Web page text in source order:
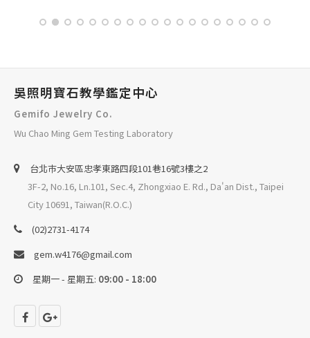
吳照明寶石教學鑑定中心
Gemifo Jewelry Co.
Wu Chao Ming Gem Testing Laboratory
台北巿大安區忠孝東路四段101巷16號3樓之2
3F-2, No.16, Ln.101, Sec.4, Zhongxiao E. Rd., Da'an Dist., Taipei
City 10691, Taiwan(R.O.C.)
(02)2731-4174
gem.w4176@gmail.com
星期一 - 星期五: 09:00 - 18:00